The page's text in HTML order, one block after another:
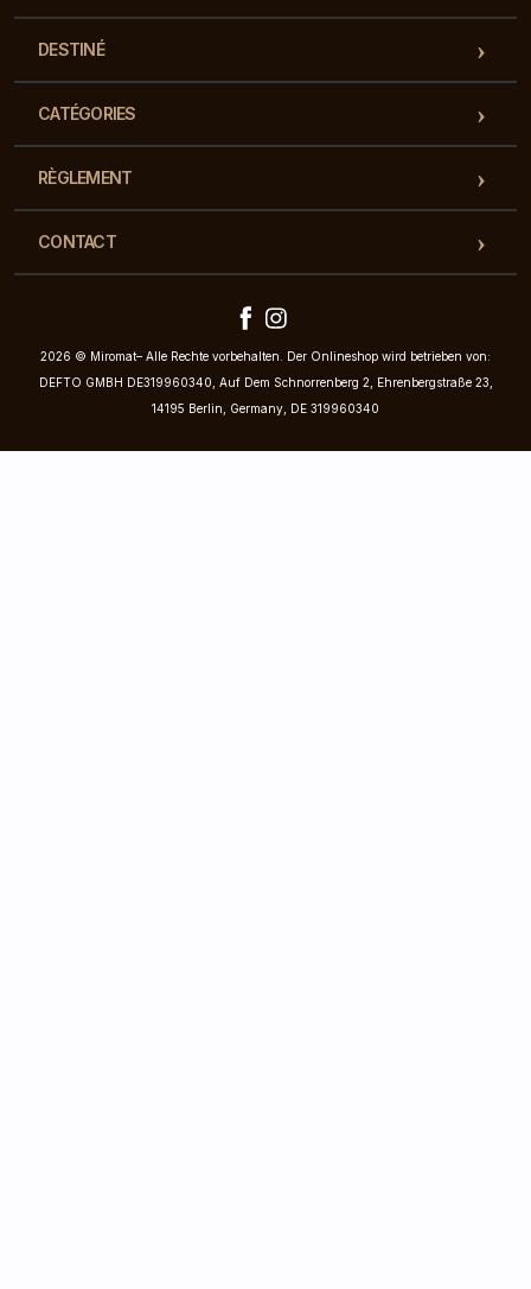
DESTINÉ
CATÉGORIES
RÈGLEMENT
CONTACT
2026 © Miromat– Alle Rechte vorbehalten. Der Onlineshop wird betrieben von:
DEFTO GMBH DE319960340, Auf Dem Schnorrenberg 2, Ehrenbergstraße 23,
14195 Berlin, Germany, DE 319960340